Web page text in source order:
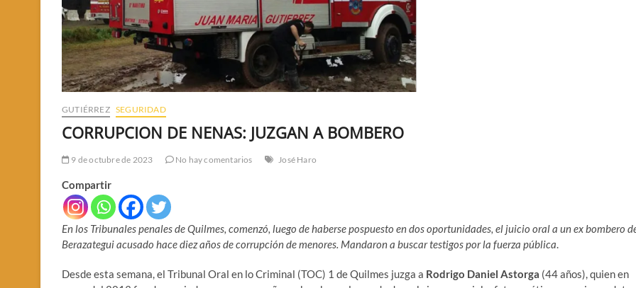
GUTIÉRREZ SEGURIDAD
CORRUPCION DE NENAS: JUZGAN A BOMBERO
9 de octubre de 2023 No hay comentarios José Haro
Compartir
En los Tribunales penales de Quilmes, comenzó, luego de haberse pospuesto en dos oportunidades, el juicio oral a un ex bombero
Berazategui acusado hace diez años de corrupción de menores. Mandaron a buscar testigos por la fuerza pública.
Desde esta semana, el Tribunal Oral en lo Criminal (TOC) 1 de Quilmes juzga a Rodrigo Daniel Astorga (44 años), quien en